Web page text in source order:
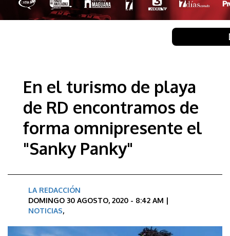
En el turismo de playa
de RD encontramos de
forma omnipresente el
"Sanky Panky"
LA REDACCIÓN
DOMINGO 30 AGOSTO, 2020 - 8:42 AM |
NOTICIAS,